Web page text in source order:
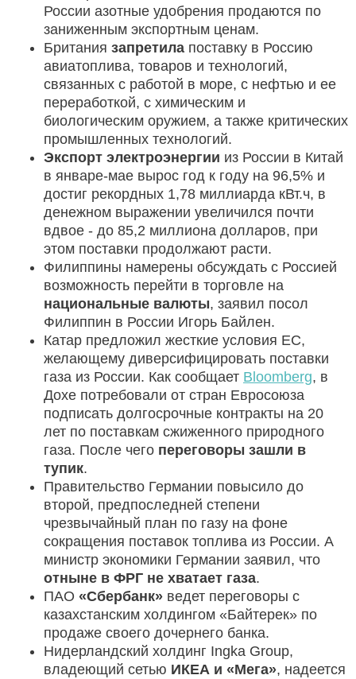
России азотные удобрения продаются по
заниженным экспортным ценам.
Британия запретила поставку в Россию
авиатоплива, товаров и технологий,
связанных с работой в море, с нефтью и ее
переработкой, с химическим и
биологическим оружием, а также критических
промышленных технологий.
Экспорт электроэнергии из России в Китай
в январе-мае вырос год к году на 96,5% и
достиг рекордных 1,78 миллиарда кВт.ч, в
денежном выражении увеличился почти
вдвое - до 85,2 миллиона долларов, при
этом поставки продолжают расти.
Филиппины намерены обсуждать с Россией
возможность перейти в торговле на
национальные валюты, заявил посол
Филиппин в России Игорь Байлен.
Катар предложил жесткие условия ЕС,
желающему диверсифицировать поставки
газа из России. Как сообщает Bloomberg, в
Дохе потребовали от стран Евросоюза
подписать долгосрочные контракты на 20
лет по поставкам сжиженного природного
газа. После чего переговоры зашли в
тупик.
Правительство Германии повысило до
второй, предпоследней степени
чрезвычайный план по газу на фоне
сокращения поставок топлива из России. А
министр экономики Германии заявил, что
отныне в ФРГ не хватает газа.
ПАО «Сбербанк» ведет переговоры с
казахстанским холдингом «Байтерек» по
продаже своего дочернего банка.
Нидерландский холдинг Ingka Group,
владеющий сетью ИКЕА и «Мега», надеется